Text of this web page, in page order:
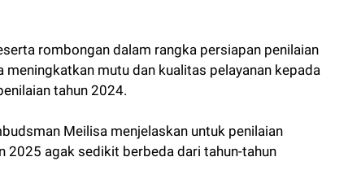
rombongan dalam rangka persiapan penilaian
meningkatkan mutu dan kualitas pelayanan kepada
tahun 2024.
Meilisa menjelaskan untuk penilaian
2025 agak sedikit berbeda dari tahun-tahun